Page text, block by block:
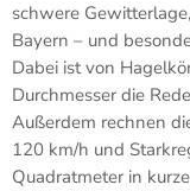
schwere
Bayern – und
Dabei ist von
Durchmesser die
Außerdem rechnen
120 km/h und
Quadratmeter in